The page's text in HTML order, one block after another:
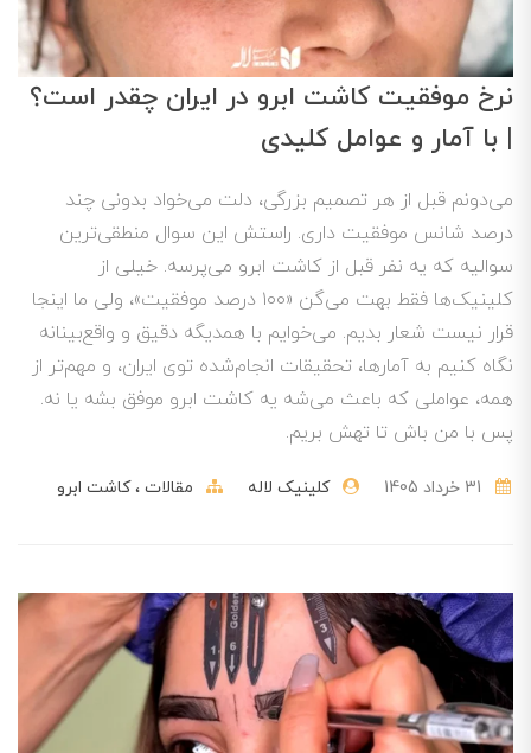
نرخ موفقیت کاشت ابرو در ایران چقدر است؟
| با آمار و عوامل کلیدی
می‌دونم قبل از هر تصمیم بزرگی، دلت می‌خواد بدونی چند
درصد شانس موفقیت داری. راستش این سوال منطقی‌ترین
سوالیه که یه نفر قبل از کاشت ابرو می‌پرسه. خیلی از
کلینیک‌ها فقط بهت می‌گن «۱۰۰ درصد موفقیت»، ولی ما اینجا
قرار نیست شعار بدیم. می‌خوایم با همدیگه دقیق و واقع‌بینانه
نگاه کنیم به آمارها، تحقیقات انجام‌شده توی ایران، و مهم‌تر از
همه، عواملی که باعث می‌شه یه کاشت ابرو موفق بشه یا نه.
پس با من باش تا تهش بریم.
کلینیک لاله مقالات کاشت ابرو